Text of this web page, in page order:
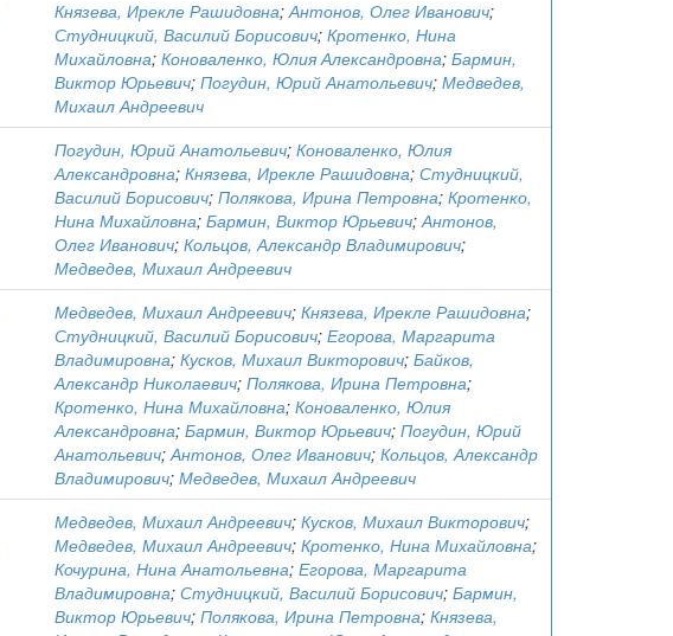
Князева, Ирекле Рашидовна;Антонов, Олег Иванович;
Студницкий, Василий Борисович; Кротенко, Нина
Михайловна; Коноваленко, Юлия Александровна; Бармин,
Виктор Юрьевич; Погудин, Юрий Анатольевич; Медведев,
Михаил Андреевич
Погудин, Юрий Анатольевич; Коноваленко, Юлия
Александровна; Князева, Ирекле Рашидовна; Студницкий,
Василий Борисович; Полякова, Ирина Петровна; Кротенко,
Нина Михайловна; Бармин, Виктор Юрьевич;Антонов,
Олег Иванович; Кольцов, Александр Владимирович;
Медведев, Михаил Андреевич
Медведев, Михаил Андреевич; Князева, Ирекле Рашидовна;
Студницкий, Василий Борисович; Егорова, Маргарита
Владимировна; Кусков, Михаил Викторович; Байков,
Александр Николаевич; Полякова, Ирина Петровна;
Кротенко, Нина Михайловна; Коноваленко, Юлия
Александровна; Бармин, Виктор Юрьевич; Погудин, Юрий
Анатольевич;Антонов, Олег Иванович; Кольцов, Александр
Владимирович; Медведев, Михаил Андреевич
Медведев, Михаил Андреевич; Кусков, Михаил Викторович;
Медведев, Михаил Андреевич; Кротенко, Нина Михайловна;
Кочурина, Нина Анатольевна; Егорова, Маргарита
Владимировна; Студницкий, Василий Борисович; Бармин,
Виктор Юрьевич; Полякова, Ирина Петровна; Князева,